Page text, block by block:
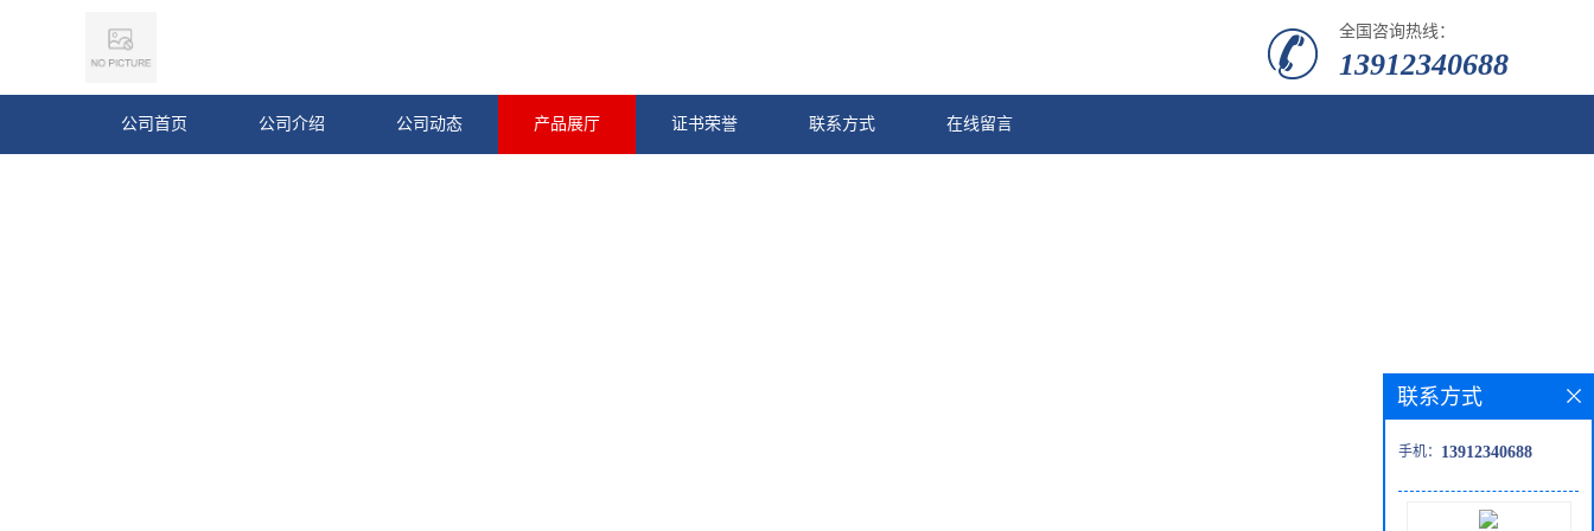
全国咨询热线：
13912340688
公司首页 公司介绍 公司动态 产品展厅 证书荣誉 联系方式 在线留言
联系方式
手机： 13912340688